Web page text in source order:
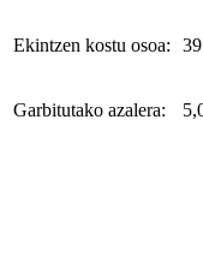
Ekintzen kostu osoa:
Garbitutako azalera: